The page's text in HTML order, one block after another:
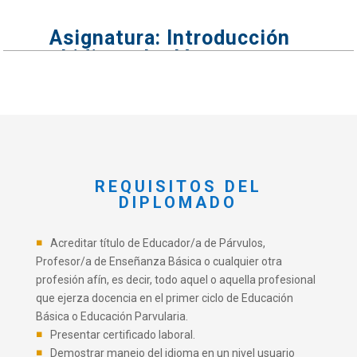
Asignatura: Introducción
al idioma Inglés
REQUISITOS DEL
DIPLOMADO
Acreditar título de Educador/a de Párvulos,
Profesor/a de Enseñanza Básica o cualquier otra
profesión afín, es decir, todo aquel o aquella profesional
que ejerza docencia en el primer ciclo de Educación
Básica o Educación Parvularia.
Presentar certificado laboral.
Demostrar manejo del idioma en un nivel usuario